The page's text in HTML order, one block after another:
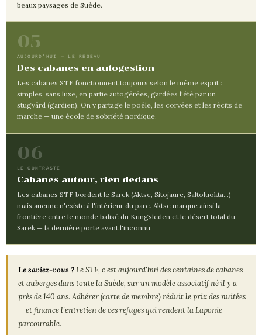
beaux paysages de Suède.
05
AUJOURD'HUI — LE RÉSEAU
Des cabanes en autogestion
Les cabanes STF fonctionnent toujours selon le même esprit :
simples, sans luxe, en partie autogérées, gardées l'été par un
stugvärd (gardien). On y partage le poêle, les corvées et les récits de
marche — une école de sobriété nordique.
06
LE CONTRASTE
Cabanes autour, rien dedans
Les cabanes STF bordent le Sarek (Aktse, Sitojaure, Saltoluokta…)
mais aucune n'existe à l'intérieur du parc. Aktse marque ainsi la
frontière entre le monde balisé du Kungsleden et le désert total du
Sarek — la dernière porte avant l'inconnu.
Le saviez-vous ?Le STF, c'est aujourd'hui des centaines de cabanes
et auberges dans toute la Suède, sur un modèle associatif né il y a
près de 140 ans. Adhérer (carte de membre) réduit le prix des nuitées
— et finance l'entretien de ces refuges qui rendent la Laponie
parcourable.